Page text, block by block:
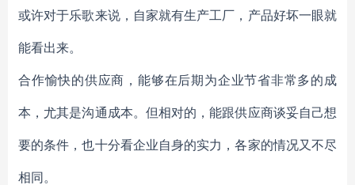
或许对于乐歌来说，自家就有生产工厂，产品好坏一眼就
能看出来。
合作愉快的供应商，能够在后期为企业节省非常多的成
本，尤其是沟通成本。但相对的，能跟供应商谈妥自己想
要的条件，也十分看企业自身的实力，各家的情况又不尽
相同。